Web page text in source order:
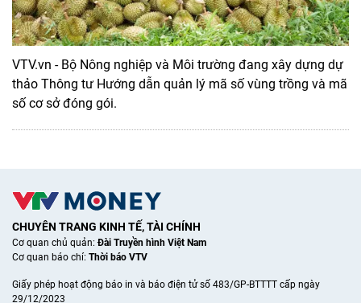
VTV.vn - Bộ Nông nghiệp và Môi trường đang xây dựng dự
thảo Thông tư Hướng dẫn quản lý mã số vùng trồng và mã
số cơ sở đóng gói.
CHUYÊN TRANG KINH TẾ, TÀI CHÍNH
Cơ quan chủ quản:Đài Truyền hình Việt Nam
Cơ quan báo chí: Thời báo VTV
Giấy phép hoạt động báo in và báo điện tử số 483/GP-BTTTT cấp ngày
29/12/2023